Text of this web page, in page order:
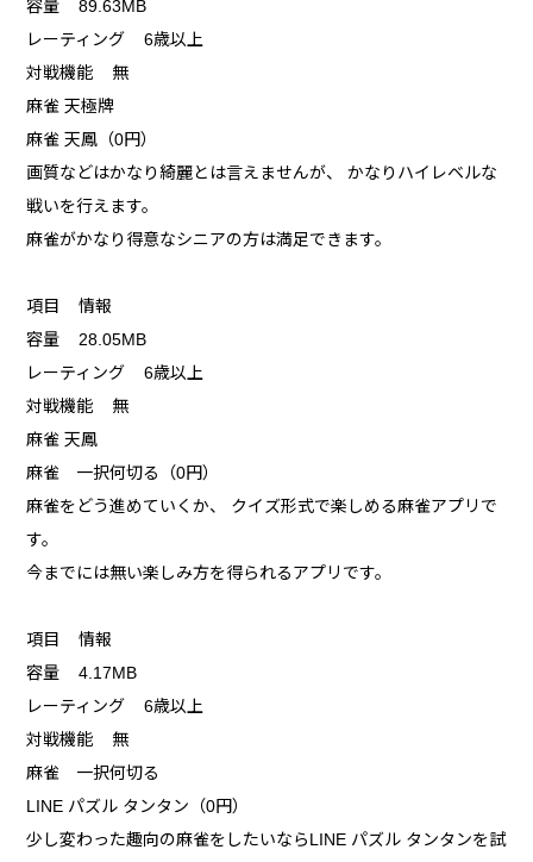
容量 89.63MB
レーティング 6歳以上
対戦機能 無
麻雀 天極牌
麻雀 天鳳（0円）
画質などはかなり綺麗とは言えませんが、 かなりハイレベルな
戦いを行えます。
麻雀がかなり得意なシニアの方は満足できます。
項目 情報
容量 28.05MB
レーティング 6歳以上
対戦機能 無
麻雀 天鳳
麻雀 一択何切る（0円）
麻雀をどう進めていくか、 クイズ形式で楽しめる麻雀アプリで
す。
今までには無い楽しみ方を得られるアプリです。
項目 情報
容量 4.17MB
レーティング 6歳以上
対戦機能 無
麻雀 一択何切る
LINE パズル タンタン（0円）
少し変わった趣向の麻雀をしたいならLINE パズル タンタンを試